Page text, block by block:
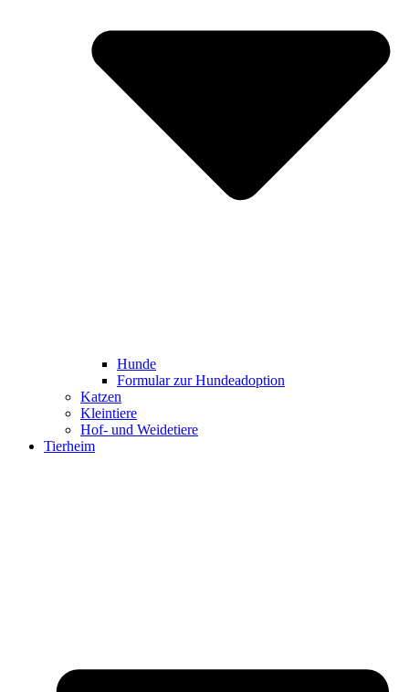
Hunde
Formular zur Hundeadoption
Katzen
Kleintiere
Hof- und Weidetiere
Tierheim